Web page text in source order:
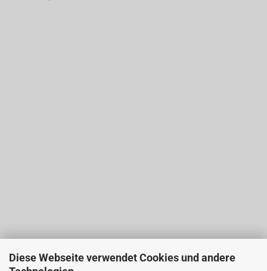
Diese Webseite verwendet Cookies und andere